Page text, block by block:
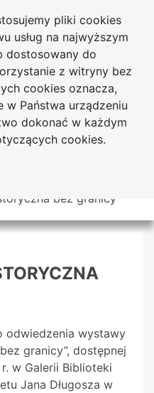
pliki cookies
usług na najwyższym
dostosowany do
z witryny bez
cookies oznacza,
w Państwa urządzeniu
dokonać w każdym
cookies.
Jana Długosza
Deklaracja
dostępności
Mapa
serwisu
bez granicy”
odwiedzenia wystawy
granicy”, dostępnej
w Galerii Biblioteki
Jana Długosza w